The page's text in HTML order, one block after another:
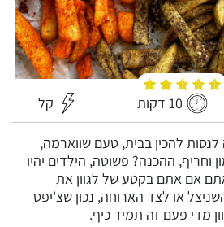
10 דקות קל
לנסות להכין בבית, טעם שווארמה,
וחריף, ההכנה? פשוטה, הילדים יהיו
אם אתם בקטע של לגוון את
או לצד הארוחה, נכון שצ'יפס
מדי פעם זה תמיד כיף.